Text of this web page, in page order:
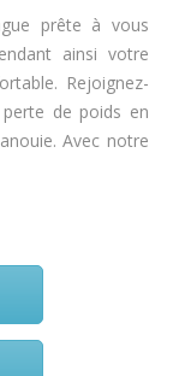
prête à vous
ainsi votre
Rejoignez-
de poids en
Avec notre